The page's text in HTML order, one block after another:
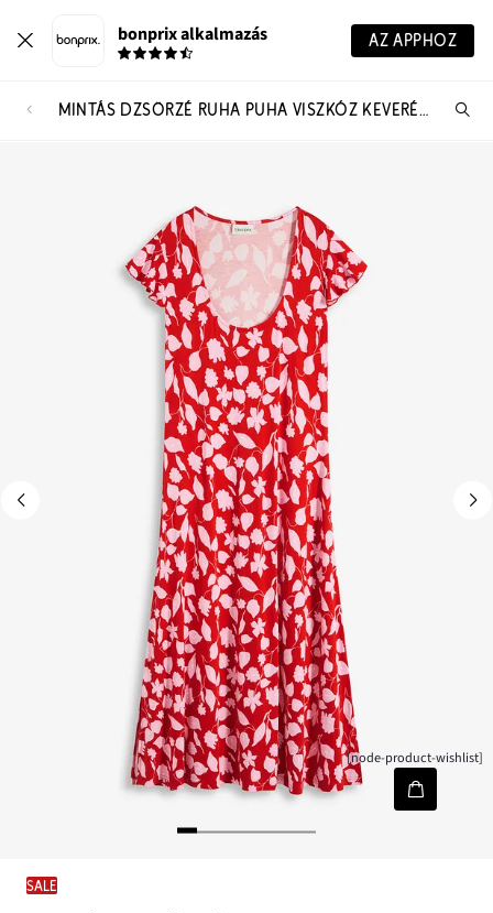
bonprix alkalmazás AZ APPHOZ
MINTÁS DZSÖRZÉ RUHA PUHA VISZKÓZ KEVERÉKBŐL
[node-product-wishlist]
SALE